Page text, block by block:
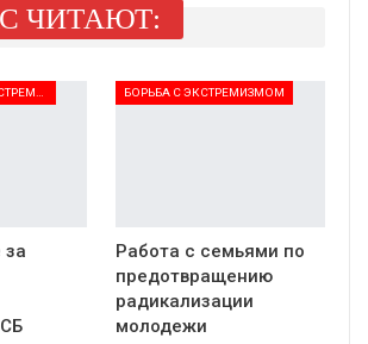
ЧИТАЮТ:
за
БОРЬБА С ЭКСТРЕМИЗМОМ
Работа с семьями по
предотвращению
радикализации
молодежи